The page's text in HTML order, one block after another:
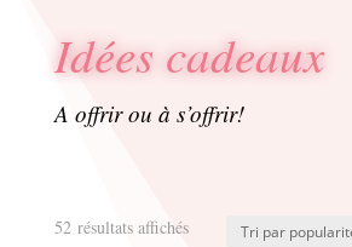
Idées cadeaux
A offrir ou à s’offrir!
52 résultats affichésTrié